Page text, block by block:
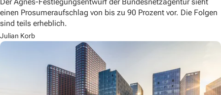
einen Prosumeraufschlag von bis zu 90 Prozent vor. Die Folgen
sind teils erheblich.
Julian Korb